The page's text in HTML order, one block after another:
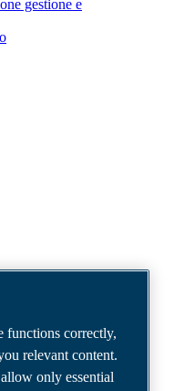
gestione e
functions correctly,
relevant content.
only essential